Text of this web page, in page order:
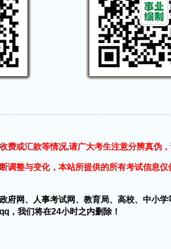
费或汇款等情况,请广大考生注意分辨真伪
调整与变化，本站所提供的所有考试信息
府网、人事考试网、教育局、高校、中小
，我们将在24小时之内删除！